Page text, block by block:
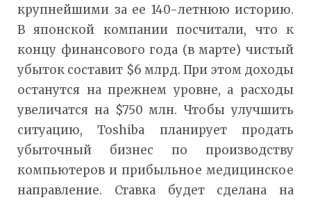
крупнейшими за ее 140-летнюю историю.
В японской компании посчитали, что к
концу финансового года (в марте) чистый
убыток составит $6 млрд. При этом доходы
останутся на прежнем уровне, а расходы
увеличатся на $750 млн. Чтобы улучшить
ситуацию, Toshiba планирует продать
убыточный бизнес по производству
компьютеров и прибыльное медицинское
направление. Ставка будет сделана на